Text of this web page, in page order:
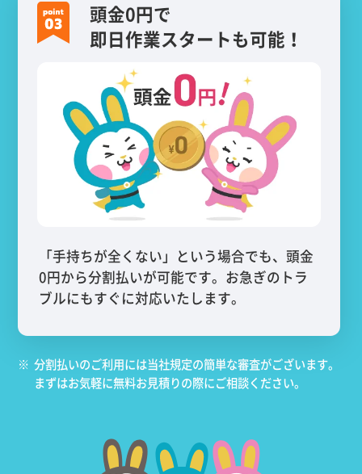
頭金0円で
即日作業スタートも可能！
「手持ちが全くない」という場合でも、頭金
0円から分割払いが可能です。お急ぎのトラ
ブルにもすぐに対応いたします。
※ 分割払いのご利用には当社規定の簡単な審査がございます。
まずはお気軽に無料お見積りの際にご相談ください。